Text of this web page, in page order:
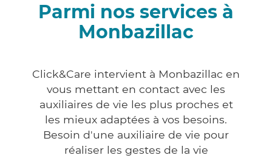
Parmi nos services à
Monbazillac
Click&Care intervient à Monbazillac en
vous mettant en contact avec les
auxiliaires de vie les plus proches et
les mieux adaptées à vos besoins.
Besoin d'une auxiliaire de vie pour
réaliser les gestes de la vie